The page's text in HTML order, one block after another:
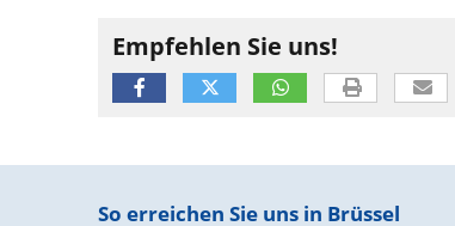
Empfehlen Sie uns!
Fußbereich
So erreichen Sie uns in Brüssel